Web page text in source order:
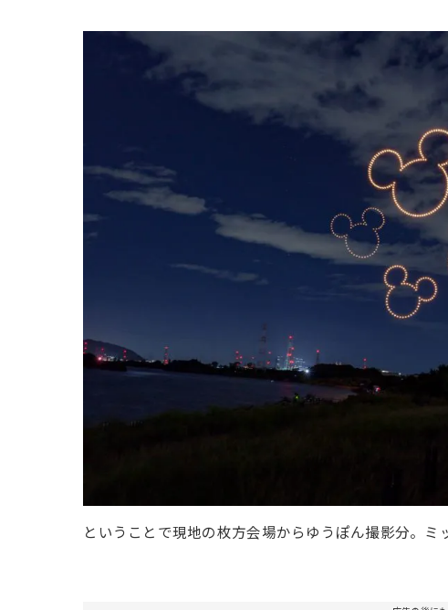
ということで現地の枚方会場からゆうぽん撮影分。ミ